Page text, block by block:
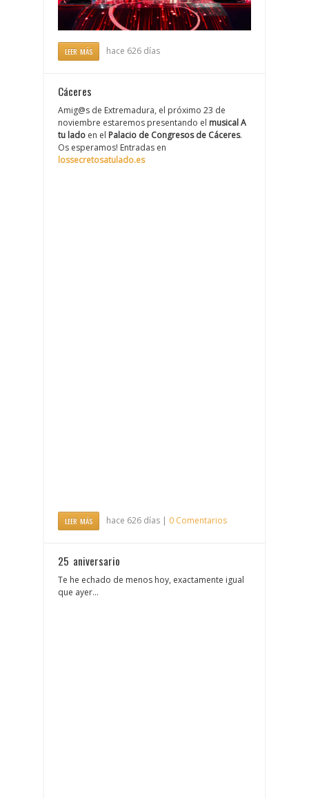
LEER MÁS hace 626 días
Cáceres
Amig@s de Extremadura, el próximo 23 de
noviembre estaremos presentando el musical A
tu lado en el Palacio de Congresos de Cáceres.
Os esperamos! Entradas en
lossecretosatulado.es
LEER MÁS hace 626 días | 0 Comentarios
25 aniversario
Te he echado de menos hoy, exactamente igual
que ayer…